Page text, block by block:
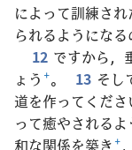
によって訓練さ
られるようになる
12 ですから，
ょう +。 13 そし
道を作ってくださ
って癒やされる
和な関係を築き+